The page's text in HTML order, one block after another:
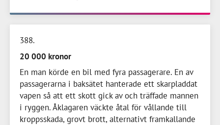
388
20 000 kronor
En man körde en bil med fyra passagerare. En av
passagerarna i baksätet hanterade ett skarpladdat
vapen så att ett skott gick av och träffade mannen
i ryggen. Åklagaren väckte åtal för vållande till
kroppsskada, grovt brott, alternativt framkallande